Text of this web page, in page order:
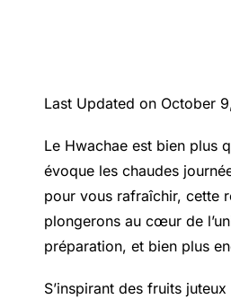
Last Updated on October
Le Hwachae est bien plus
évoque les chaudes
pour vous rafraîchir, cette
plongerons au cœur de
préparation, et bien plus
S’inspirant des fruits